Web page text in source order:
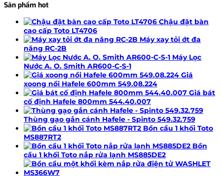
là:
8.390.000 ₫.
5.867.000 ₫.
Sản phẩm hot
Chậu đặt bàn
cao cấp Toto LT4706
Máy xay tỏi ớt đa
năng RC-2B
Máy Lọc
Nước A. O. Smith AR600-C-S-1
Giá
xoong nồi Hafele 600mm 549.08.224
Giá bát
cố định Hafele 800mm 544.40.007
Thùng gạo gắn cánh Hafele - Spinto 549.32.759
Bồn cầu 1 khối Toto
MS887RT2
Bồn
cầu 1 khối Toto nắp rửa lạnh MS885DE2